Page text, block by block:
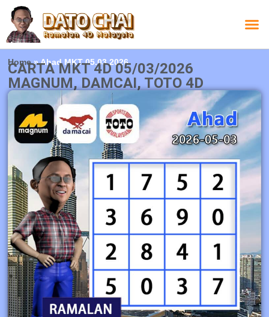
Home»Ahad MKT 05.03.2026
CARTA MKT 4D 05/03/2026
MAGNUM, DAMCAI, TOTO 4D